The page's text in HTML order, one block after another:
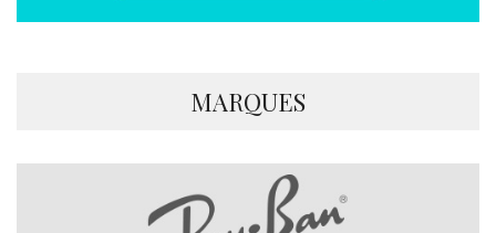
MARQUES